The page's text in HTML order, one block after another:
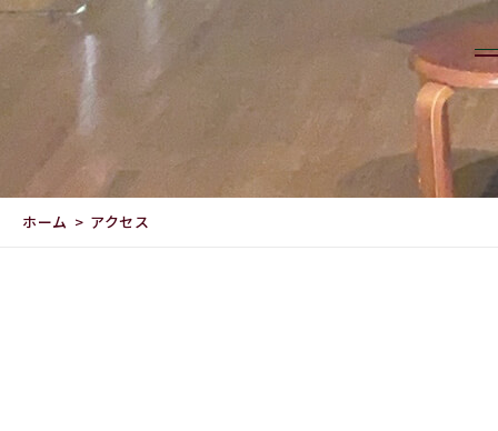
ホーム アクセス